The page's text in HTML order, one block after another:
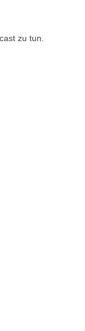
zu tun.